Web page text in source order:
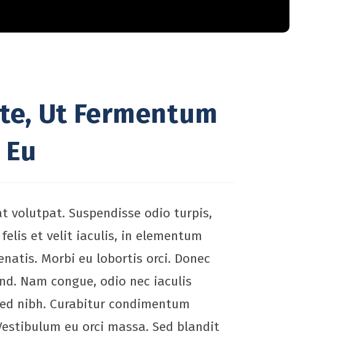
Ut Fermentum
volutpat. Suspendisse odio turpis,
et velit iaculis, in elementum
Morbi eu lobortis orci. Donec
Nam congue, odio nec iaculis
nibh. Curabitur condimentum
eu orci massa. Sed blandit